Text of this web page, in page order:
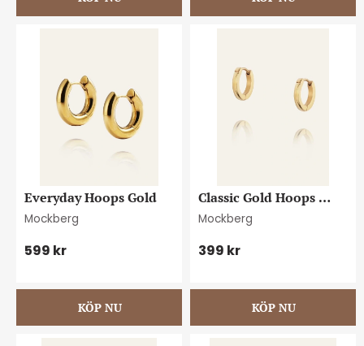
Everyday Hoops Gold
Mockberg
599 kr
Classic Gold Hoops
Small
Mockberg
399 kr